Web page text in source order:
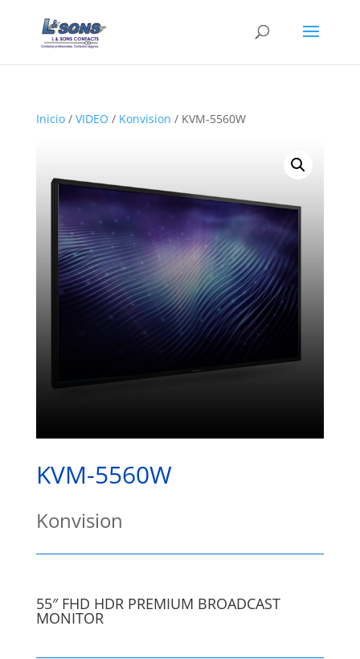
Inicio/ VIDEO / Konvision / KVM-5560W
KVM-5560W
Konvision
55″ FHD HDR PREMIUM BROADCAST
MONITOR